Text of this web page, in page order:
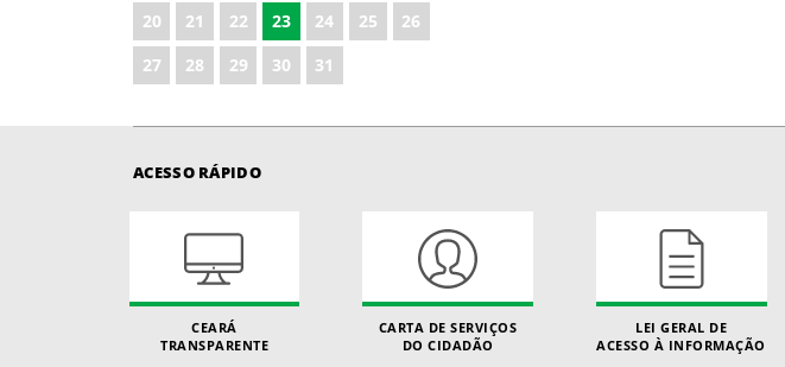
2026
20
21 22 23 24 25
26
27
28 29 30 31
ACESSO RÁPIDO
CEARÁ
TRANSPARENTE
CARTA DE SERVIÇOS
DO CIDADÃO
LEI GERAL DE
ACESSO À INFORMAÇÃO